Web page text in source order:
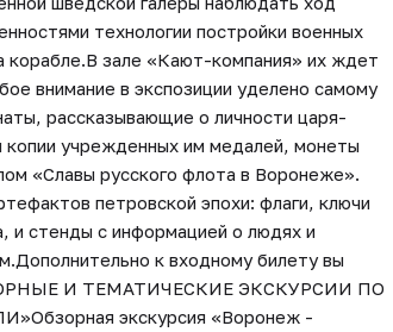
технологии постройки военных
зале «Кают-компания» их ждет
внимание в экспозиции уделено самому
рассказывающие о личности царя-
учрежденных им медалей, монеты
«Славы русского флота в Воронеже».
петровской эпохи: флаги, ключи
и стенды с информацией о людях и
к входному билету вы
И ТЕМАТИЧЕСКИЕ ЭКСКУРСИИ ПО
экскурсия «Воронеж -